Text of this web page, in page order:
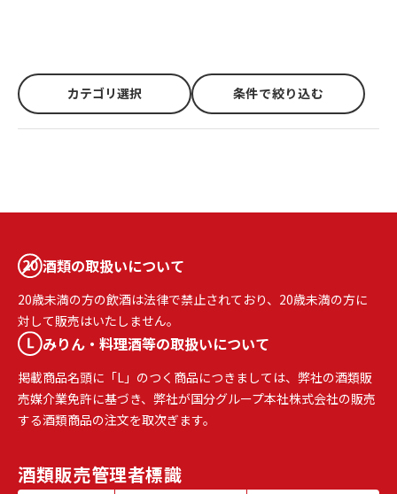
カテゴリ選択 条件で絞り込む
酒類の取扱いについて
20歳未満の方の飲酒は法律で禁止されており、20歳未満の方に
対して販売はいたしません。
みりん・料理酒等の取扱いについて
掲載商品名頭に「L」のつく商品につきましては、弊社の酒類販
売媒介業免許に基づき、弊社が国分グループ本社株式会社の販売
する酒類商品の注文を取次ぎます。
酒類販売管理者標識